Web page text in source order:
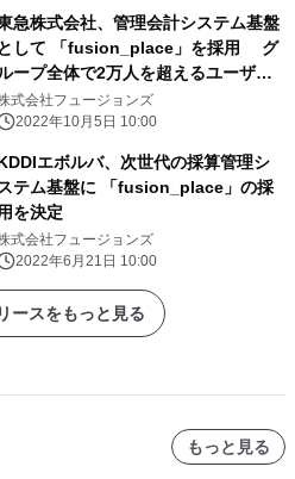
急株式会社、管理会計システム基盤
として 「fusion_place」を採用 グ
ープ全体で2万人を超えるユーザー
よる本格運用を開始
式会社フュージョンズ
2022年10月5日 10:00
エボルバ、次世代の採算管理シ
ステム基盤に 「fusion_place」の採
を決定
式会社フュージョンズ
2022年6月21日 10:00
ースをもっと見る
もっと見る